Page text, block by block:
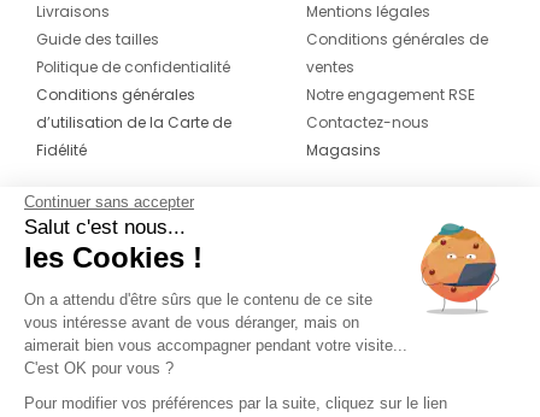
Livraisons
Guide des tailles
Politique de confidentialité
Conditions générales
d’utilisation de la Carte de
Fidélité
Mentions légales
Conditions générales de
ventes
Notre engagement RSE
Contactez-nous
Magasins
CONTACT
04 42 20 78 42
Du lundi au jeudi de 8h30 à 16h30 & le
vendredi de 8h30 à 15h30
Continuer sans accepter
Salut c'est nous...
les Cookies !
On a attendu d'être sûrs que le contenu de ce site
vous intéresse avant de vous déranger, mais on
aimerait bien vous accompagner pendant votre visite...
C'est OK pour vous ?
Pour modifier vos préférences par la suite, cliquez sur le lien